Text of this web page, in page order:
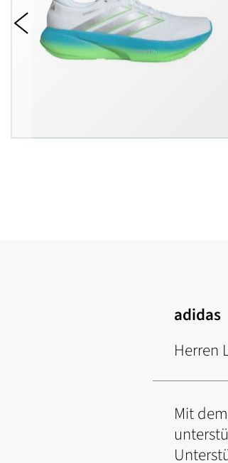
adidas
Herren
Mit